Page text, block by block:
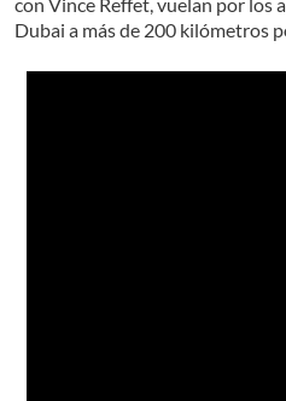
Dubai a más de 200 kilómetros